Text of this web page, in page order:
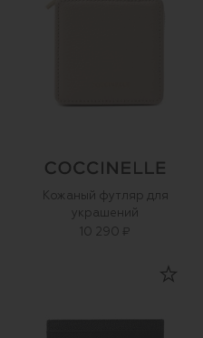
Кожаный футляр для
украшений
10 290 ₽